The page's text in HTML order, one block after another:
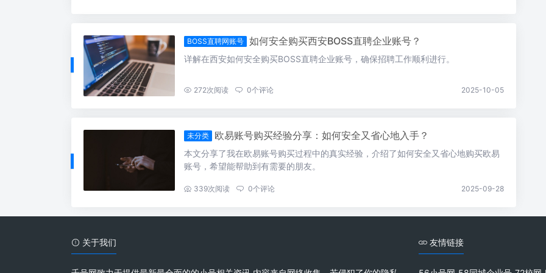
BOSS直聘网账号 如何安全购买西安BOSS直聘企业账号？
详解在西安如何安全购买BOSS直聘企业账号，确保招聘工作顺利进行。
272次阅读 0个评论 2025-10-05
未分类 欧易账号购买经验分享：如何安全又省心地入手？
本文分享了我在欧易账号购买过程中的真实经验，介绍了如何安全又省心地购买欧易
账号，希望能帮助到有需要的朋友。
... 339次阅读 0个评论 2025-09-28
关于我们 友情链接